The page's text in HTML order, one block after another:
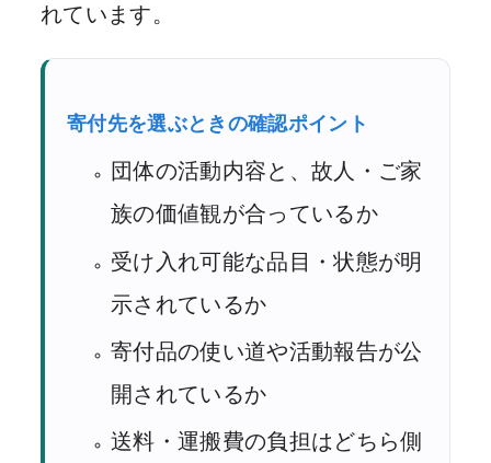
れています。
寄付先を選ぶときの確認ポイント
団体の活動内容と、故人・ご家
族の価値観が合っているか
受け入れ可能な品目・状態が明
示されているか
寄付品の使い道や活動報告が公
開されているか
送料・運搬費の負担はどちら側